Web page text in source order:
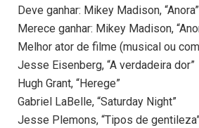
Deve ganhar: Mikey Madison, “Anora”
Merece ganhar: Mikey Madison,
Melhor ator de filme (musical ou
Jesse Eisenberg, “A verdadeira dor”
Hugh Grant, “Herege”
Gabriel LaBelle, “Saturday Night”
Jesse Plemons, “Tipos de